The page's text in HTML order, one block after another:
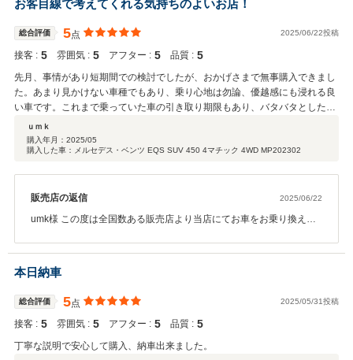
したこれからが本当のお付き合いのスタートです。 日頃のメンテナ
ンスなどぜひ引き続きご案内差し上げたく存じますので、 どうぞ末
永いお付き合いをお願いいたします。
営業担当：中島
お客目線で考えてくれる気持ちのよいお店！
総合評価 5点 2025/06/22投稿
接客 : 5 雰囲気 : 5 アフター : 5 品質 : 5
先月、事情があり短期間での検討でしたが、おかげさまで無事購入できまし
た。あまり見かけない車種でもあり、乗り心地は勿論、優越感にも浸れる良
い車です。これまで乗っていた車の引き取り期限もあり、バタバタとしたス
ケジュールを強いてしまいましたが、担当の中島さんは、いつも我々の立場
に立って終始親身に一生懸命最適な選択肢を示していただき、とても気持ち
良く商談ができました。こちらの質問、要望に応えられなかったことは、私
雰囲気も良く、スタッフも良く、引き続き永くお付き合いさせていただきた
いと思います。
ｕｍｋ
購入年月： 2025/05
購入した車：メルセデス・ベンツ EQS SUV 450 4マチック 4WD MP202302
販売店の返信 2025/06/22
umk様 この度は全国数ある販売店より当店にてお車をお乗り換えい
たのではないでしょうか。 滞りなくご納車まで運ぶことが出来て私
もひと安心しております。 操作方法などはもう慣れましたでしょう
か。 点検車検など日ごろのメンテナンスはもちろん、操作方法など
お車のことでしたらなんでもお気軽にご相談いただければと存じま
す。 umk様のカーライフがより豊かになるようサポートしてまいり
ますので今後ともどうぞ末永くお付き合いいただければと存じま
す。引き続きよろしくお願いいたします。
本日納車
総合評価 5点 2025/05/31投稿
接客 : 5 雰囲気 : 5 アフター : 5 品質 : 5
丁寧な説明で安心して購入、納車出来ました。